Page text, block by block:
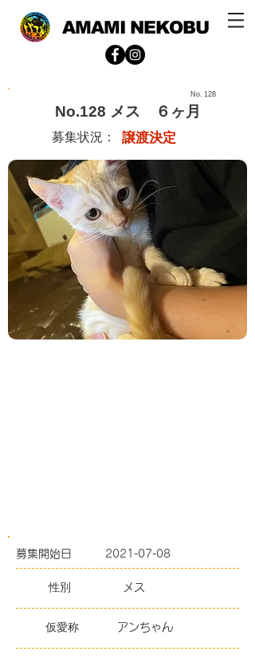
AMAMI NEKOBU
No. 128
No.128 メス ６ヶ月
募集状況： 譲渡決定
募集開始日 2021-07-08
性別 メス
仮愛称 アンちゃん